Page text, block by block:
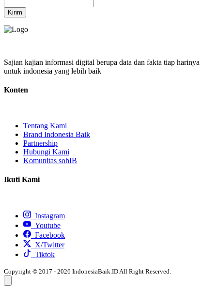
Kirim
Sajian kajian informasi digital berupa data dan fakta tiap harinya
untuk indonesia yang lebih baik
Konten
Tentang Kami
Brand Indonesia Baik
Partnership
Hubungi Kami
Komunitas sohIB
Ikuti Kami
Instagram
Youtube
Facebook
X/Twitter
Tiktok
Copyright © 2017 - 2026 IndonesiaBaik.ID All Right Reserved.